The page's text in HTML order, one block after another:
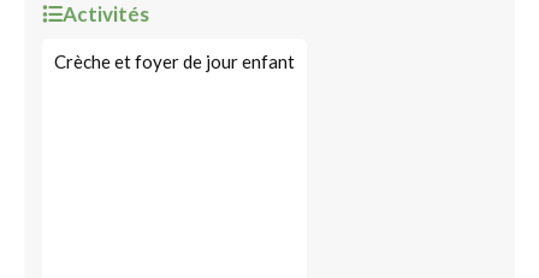
Activités
Crèche et foyer de jour enfant